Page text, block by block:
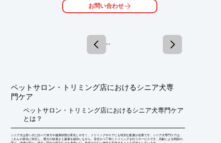
○一定の温度を保ち、ペットの快適さと安全を追求
お問い合わせ
1 / 1
ペットサロン・トリミング店におけるシニア犬専
門ケア
ペットサロン・トリミング店におけるシニア犬専門ケア
とは？
シニア犬は若い犬に比べて体力や健康状態が変化しやすく、トリミングやケアにも特別な配慮が必要です。シニア犬専門ケアは、
これらの変化に対応し、愛犬の快適さと健康を維持しながら、安全かつ丁寧にトリミングを行うサービスです。高齢による関節の